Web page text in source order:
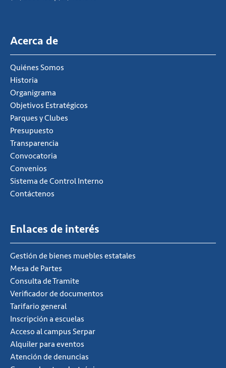
Acerca de
Quiénes Somos
Historia
Organigrama
Objetivos Estratégicos
Parques y Clubes
Presupuesto
Transparencia
Convocatoria
Convenios
Sistema de Control Interno
Contáctenos
Enlaces de interés
Gestión de bienes muebles estatales
Mesa de Partes
Consulta de Tramite
Verificador de documentos
Tarifario general
Inscripción a escuelas
Acceso al campus Serpar
Alquiler para eventos
Atención de denuncias